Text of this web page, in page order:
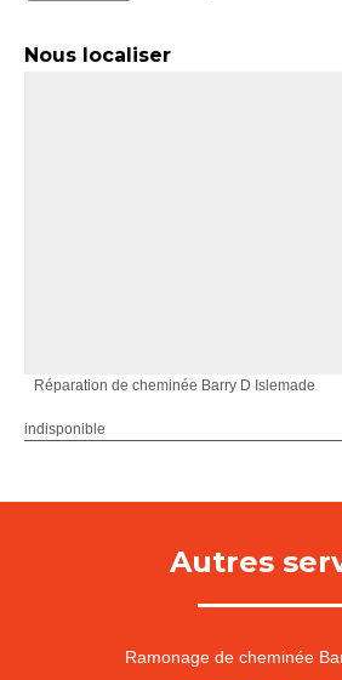
Nous localiser
Réparation de cheminée Barry D Islemade
indisponible
Autres
Ramonage de cheminée